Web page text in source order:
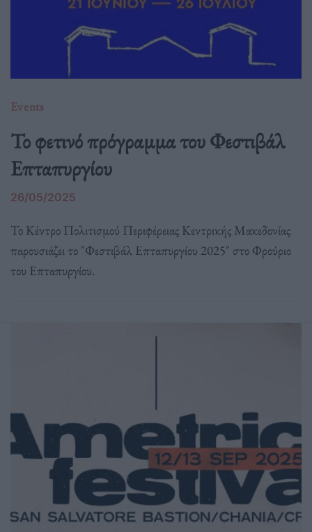
Events
Το φετινό πρόγραμμα του Φεστιβάλ
Επταπυργίου
26/05/2025
Το Κέντρο Πολιτισμού Περιφέρειας Κεντρικής Μακεδονίας
παρουσιάζει το "Φεστιβάλ Επταπυργίου 2025" στο Φρούριο
του Επταπυργίου.